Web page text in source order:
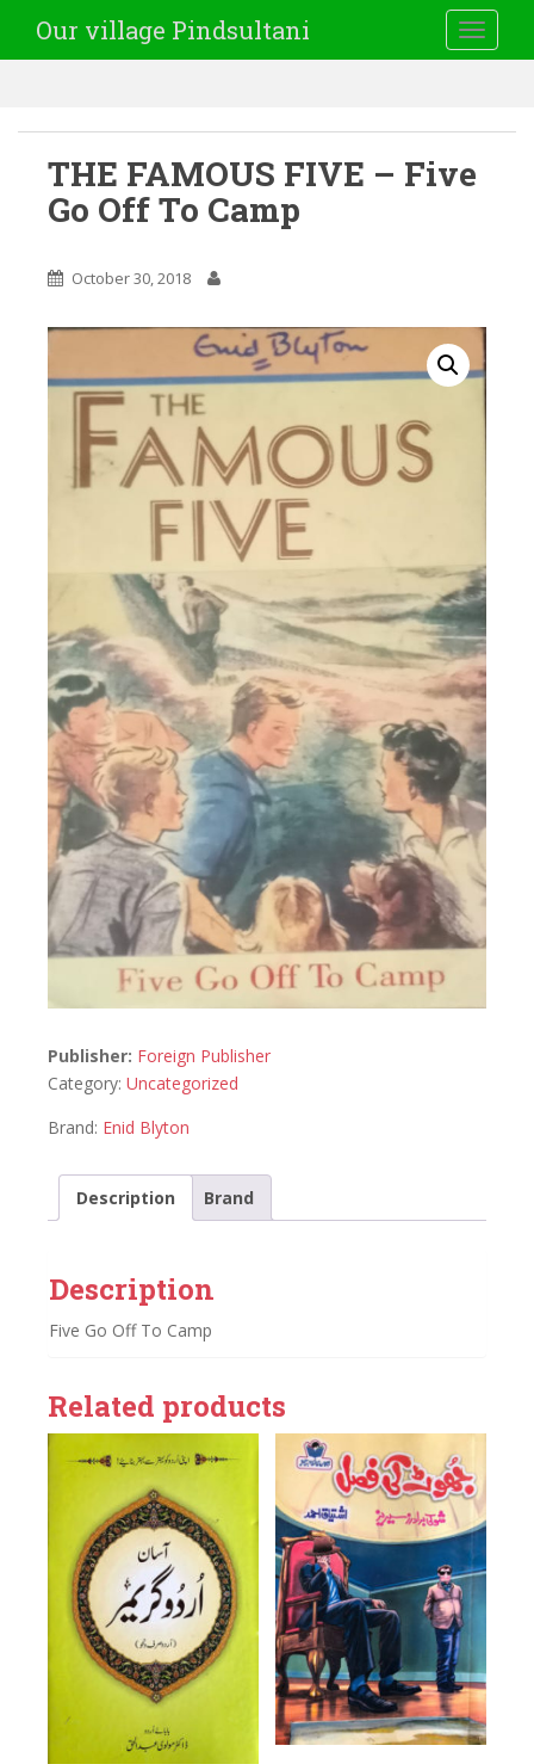
Our village Pindsultani
THE FAMOUS FIVE – Five
Go Off To Camp
October 30, 2018
Publisher: Foreign Publisher
Category: Uncategorized
Brand: Enid Blyton
Description Brand
Description
Five Go Off To Camp
Related products